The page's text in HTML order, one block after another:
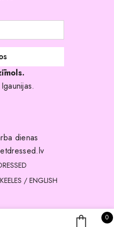
dienas
/ ENGLISH
00